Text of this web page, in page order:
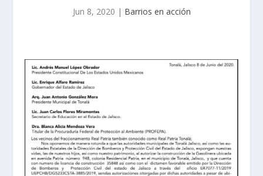
Jun 8, 2020 | Barrios en acción